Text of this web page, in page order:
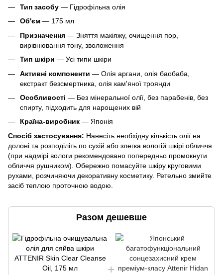
Тип засобу — Гідрофільна олія
Об'єм — 175 мл
Призначення — Зняття макіяжу, очищення пор,
вирівнювання тону, зволоження
Тип шкіри — Усі типи шкіри
Активні компоненти — Олія аргани, олія баобаба,
екстракт безсмертника, олія кам'яної троянди
Особливості — Без мінеральної олії, без парабенів, без
спирту, підходить для нарощених вій
Країна-виробник — Японія
Спосіб застосування: Нанесіть необхідну кількість олії на
долоні та розподіліть по сухій або злегка вологій шкірі обличчя
(при надмірі вологи рекомендовано попередньо промокнути
обличчя рушником). Обережно помасуйте шкіру круговими
рухами, розчиняючи декоративну косметику. Ретельно змийте
засіб теплою проточною водою.
Разом дешевше